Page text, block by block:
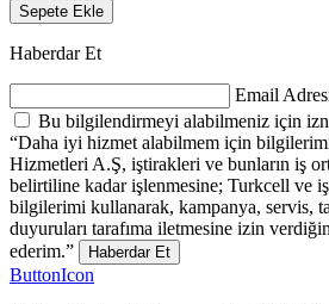
Sepete Ekle
Haberdar Et
Email
Bu bilgilendirmeyi alabilmeniz için
“Daha iyi hizmet alabilmem için
Hizmetleri A.Ş, iştirakleri ve bunların iş
belirtiline kadar işlenmesine; Turkcell ve
bilgilerimi kullanarak, kampanya, servis,
duyuruları tarafıma iletmesine izin
ederim.”
Haberdar Et
ButtonIcon